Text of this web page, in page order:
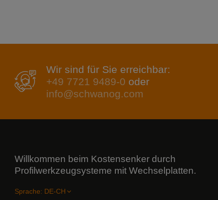
Wir sind für Sie erreichbar:
+49 7721 9489-0 oder
info@schwanog.com
Willkommen beim Kostensenker durch
Profilwerkzeugsysteme mit Wechselplatten.
Sprache: